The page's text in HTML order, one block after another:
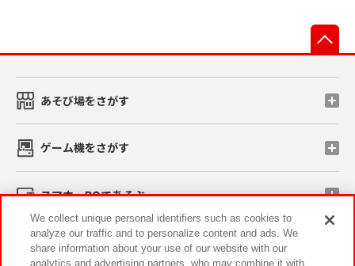
あそび場をさがす
ゲーム機をさがす
スマホ・PCであそぶ
イベント・キャンペーン
We collect unique personal identifiers such as cookies to
analyze our traffic and to personalize content and ads. We
share information about your use of our website with our
analytics and advertising partners, who may combine it with